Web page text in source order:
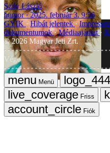
Szily László
humor
2025. február 3. 9:56
GYIK Hibát jelentek
dokumentumok Médiaajánlat
©2026Magyar Jeti Zrt.
Vége
Menü
Friss
Fiók